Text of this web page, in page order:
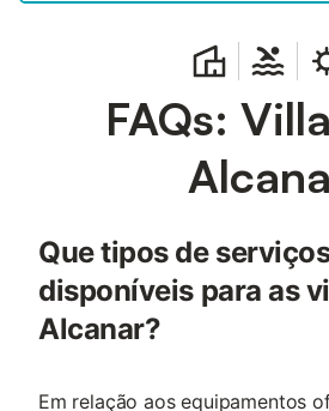
FAQs:
Que tipos de
disponíveis para as
Alcanar?
Em relação aos equipamentos